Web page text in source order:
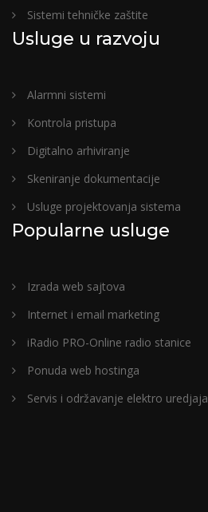
Sistemi tehničke zaštite
Usluge u razvoju
Alarmni sistemi
Kontrola pristupa
Digitalno arhiviranje
Skeniranje dokumentacije
Usluge projektovanja sistema
Popularne usluge
Izrada web sajtova
Internet i email marketing
iRadio PRO-Online radio stanice
Ponuda web hostinga
Servis i održavanje elektro uredjaja